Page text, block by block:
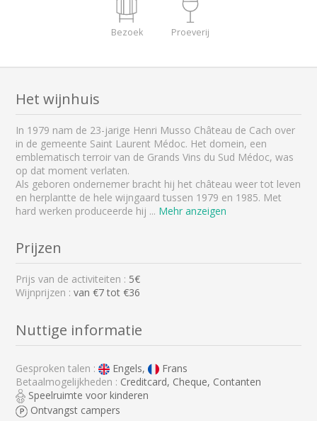
Bezoek Proeverij
Het wijnhuis
In 1979 nam de 23-jarige Henri Musso Château de Cach over
in de gemeente Saint Laurent Médoc. Het domein, een
emblematisch terroir van de Grands Vins du Sud Médoc, was
op dat moment verlaten.
Als geboren ondernemer bracht hij het château weer tot leven
en herplantte de hele wijngaard tussen 1979 en 1985. Met
hard werken produceerde hij ... Mehr anzeigen
Prijzen
Prijs van de activiteiten : 5€
Wijnprijzen :van €7 tot €36
Nuttige informatie
Gesproken talen : Engels,
Frans
Betaalmogelijkheden : Creditcard, Cheque, Contanten
Speelruimte voor kinderen
Ontvangst campers